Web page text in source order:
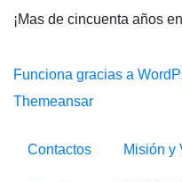
¡Mas de cincuenta años
Funciona gracias a
Themeansar
Contactos Misión y